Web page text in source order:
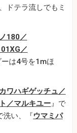
ドテラ流しでもミ
180／
／
は4号を1mほ
カワハギゲッチュ／
／マルキユー』で
洗い、『ウマミパ